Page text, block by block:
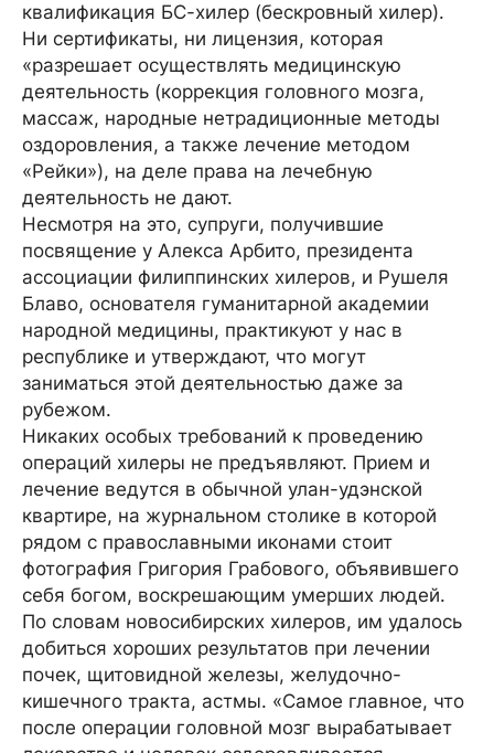
квалификация БС-хилер (бескровный хилер).
Ни сертификаты, ни лицензия, которая
«разрешает осуществлять медицинскую
деятельность (коррекция головного мозга,
массаж, народные нетрадиционные методы
оздоровления, а также лечение методом
«Рейки»), на деле права на лечебную
деятельность не дают.
Несмотря на это, супруги, получившие
посвящение у Алекса Арбито, президента
ассоциации филиппинских хилеров, и Рушеля
Блаво, основателя гуманитарной академии
народной медицины, практикуют у нас в
республике и утверждают, что могут
заниматься этой деятельностью даже за
рубежом.
Никаких особых требований к проведению
операций хилеры не предъявляют. Прием и
лечение ведутся в обычной улан-удэнской
квартире, на журнальном столике в которой
рядом с православными иконами стоит
фотография Григория Грабового, объявившего
себя богом, воскрешающим умерших людей.
По словам новосибирских хилеров, им удалось
добиться хороших результатов при лечении
почек, щитовидной железы, желудочно-
кишечного тракта, астмы. «Самое главное, что
после операции головной мозг вырабатывает